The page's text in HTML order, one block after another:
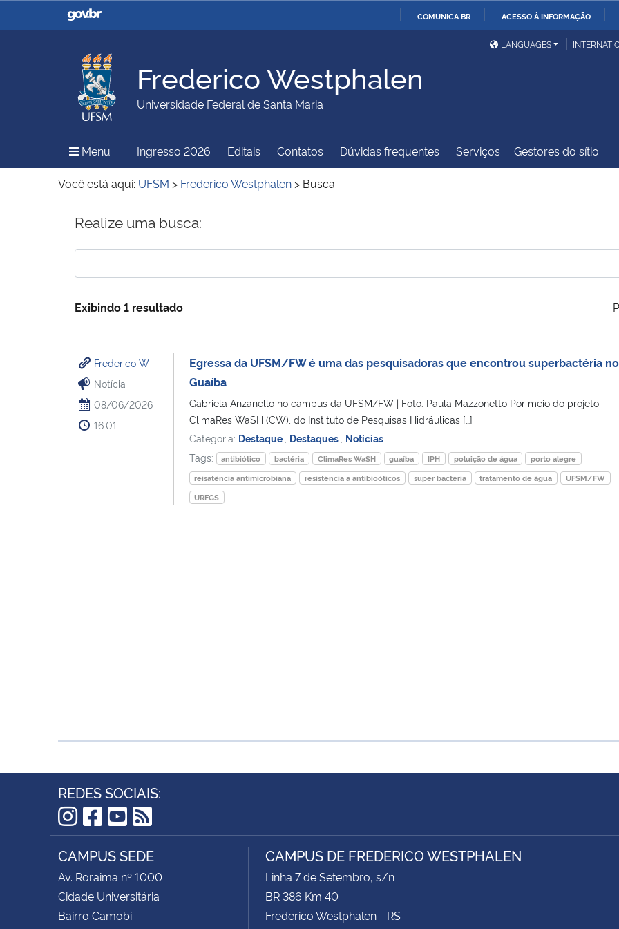
COMUNICA BR ACESSO À INFORMAÇÃO
Casa Civil
Ministério da Justiça e
Ministério da Defesa
Ministério das Relações
Exteriores
Ministério da Agricultura,
Pecuária e Abastecimento
Ministério da Educação Ministério da Cidadania
Ministério do Meio Ambiente Ministério do Turismo
Ministério do
Controladoria-Geral da
LANGUAGES
Frederico Westphalen
Universidade Federal de Santa Maria
Menu Menu Principal do Sítio
Ingresso 2026 Editais Contatos Dúvidas frequentes Serviços Gestores do sítio
Você está aqui: UFSM > Frederico Westphalen > Busca
Início do conteúdo
Realize uma busca:
Exibindo 1 resultado
Frederico W
Notícia
08/06/2026
16:01
Egressa da UFSM/FW é uma das pesquisadoras que encontrou superbactéria no
Guaíba
Gabriela Anzanello no campus da UFSM/FW | Foto: Paula Mazzonetto Por meio do projeto
ClimaRes WaSH (CW), do Instituto de Pesquisas Hidráulicas […]
Categoria: Destaque Destaques Notícias
Tags:
antibiótico bactéria ClimaRes WaSH guaíba IPH poluição de água
porto alegre
reisatência antimicrobiana
resistência a antibioóticos super bactéria tratamento de água
UFSM/FW
URFGS
REDES SOCIAIS:
Instagram
Facebook
YouTube
RSS
CAMPUS SEDE
Av. Roraima nº 1000
Cidade Universitária
Bairro Camobi
CAMPUS DE FREDERICO WESTPHALEN
Linha 7 de Setembro, s/n
BR 386 Km 40
Frederico Westphalen - RS